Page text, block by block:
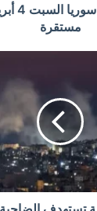
مستقرة